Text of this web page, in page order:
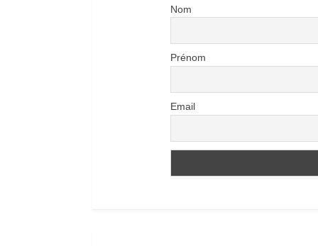
Nom
Prénom
Email